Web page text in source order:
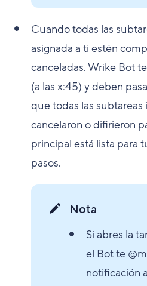
Cuando todas las
asignada a ti estén
canceladas. Wrike Bot
(a las x:45) y deben
que todas las
cancelaron o difirieron
principal está lista para
pasos.
Nota
Si abres la
el Bot te
notificación